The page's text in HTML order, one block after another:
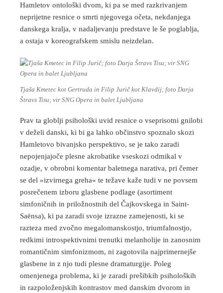
Hamletov ontološki dvom, ki pa se med razkrivanjem
neprijetne resnice o smrti njegovega očeta, nekdanjega
danskega kralja, v nadaljevanju predstave le še poglablja,
a ostaja v koreografskem smislu neizdelan.
Tjaša Kmetec kot Gertruda in Filip Jurič kot Klavdij; foto Darja
Štravs Tisu; vir SNG Opera in balet Ljubljana
Prav ta globlji psihološki uvid resnice o vseprisotni gnilobi
v deželi danski, ki bi ga lahko občinstvo spoznalo skozi
Hamletovo bivanjsko perspektivo, se je tako zaradi
nepojenjajoče plesne akrobatike vseskozi odmikal v
ozadje, v obrobni komentar baletnega narativa, pri čemer
se del »izvirnega greha« te težave kaže tudi v ne povsem
posrečenem izboru glasbene podlage (asortiment
simfoničnih in priložnostnih del Čajkovskega in Saint-
Saënsa), ki pa zaradi svoje izrazne zamejenosti, ki se
razteza med zvočno megalomanskostjo, triumfalnostjo,
redkimi introspektivnimi trenutki melanholije in zanosnim
romantičnim simfonizmom, ni zagotovila najprimernejše
glasbene in z njo tudi plesne dramaturgije. Poleg
omenjenega problema, ki je zaradi prešibkih psiholoških
in razpoloženjskih kontrastov med danskim dvorom in